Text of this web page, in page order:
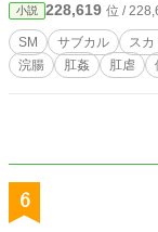
小説 228,619 位 /
SM サブカル ス
浣腸
肛姦 肛虐
6